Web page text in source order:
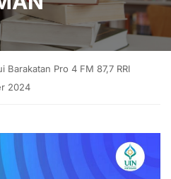
Barakatan Pro 4 FM 87,7 RRI
2024